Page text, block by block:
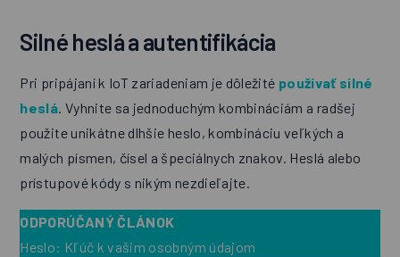
Silné heslá a autentifikácia
Pri pripájaní k IoT zariadeniam je dôležité používať silné
heslá. Vyhnite sa jednoduchým kombináciám a radšej
použite unikátne dlhšie heslo, kombináciu veľkých a
malých písmen, čísel a špeciálnych znakov. Heslá alebo
prístupové kódy s nikým nezdieľajte.
ODPORÚČANÝ ČLÁNOK
Heslo: Kľúč k vašim osobným údajom